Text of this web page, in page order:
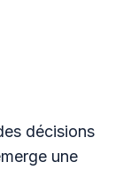
décisions
une